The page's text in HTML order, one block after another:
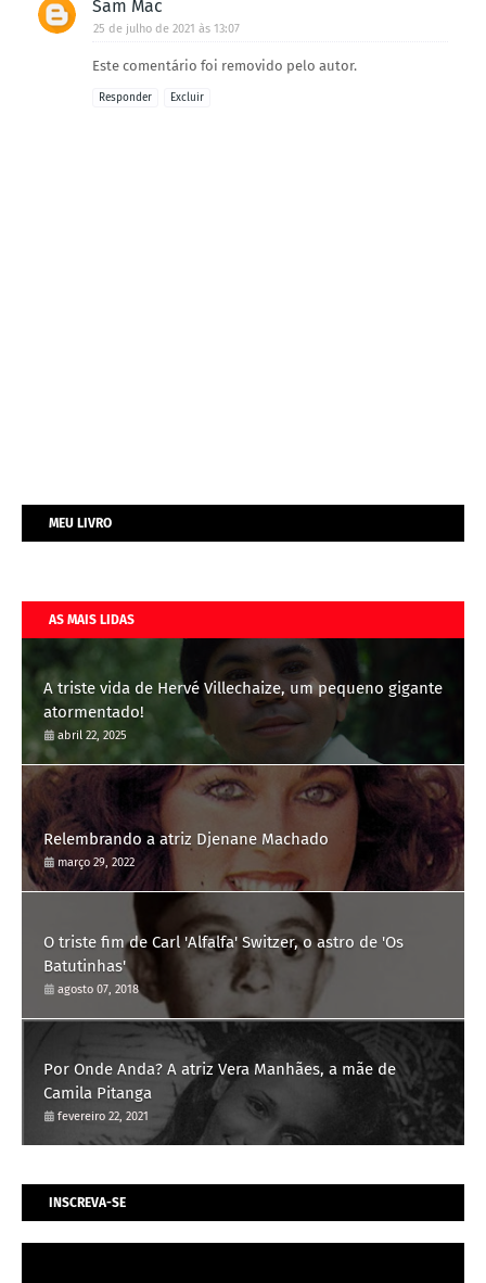
Sam Mac
25 de julho de 2021 às 13:07
Este comentário foi removido pelo autor.
Responder Excluir
MEU LIVRO
AS MAIS LIDAS
A triste vida de Hervé Villechaize, um pequeno gigante
atormentado!
abril 22, 2025
Relembrando a atriz Djenane Machado
março 29, 2022
O triste fim de Carl 'Alfalfa' Switzer, o astro de 'Os
Batutinhas'
agosto 07, 2018
Por Onde Anda? A atriz Vera Manhães, a mãe de
Camila Pitanga
fevereiro 22, 2021
INSCREVA-SE